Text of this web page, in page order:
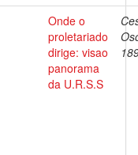
Onde o
proletariado
dirige: visao
panorama
da U.R.S.S